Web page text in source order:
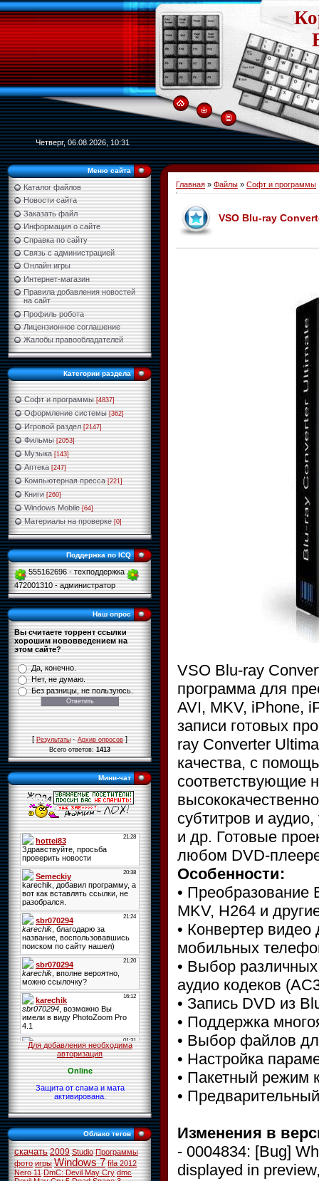
Четверг, 06.08.2026, 10:31
Меню сайта
Каталог файлов
Новости сайта
Заказать файл
Информация о сайте
Справка по сайту
Связь с администрацией
Онлайн игры
Интернет-магазин
Правила добавления новостей
на сайт
Профиль робота
Лицензионное соглашение
Жалобы правообладателей
Категории раздела
Софт и программы [4837]
Оформление системы [362]
Игровой раздел [2147]
Фильмы [2053]
Музыка [143]
Аптека [247]
Компьютерная пресса [221]
Книги [260]
Windows Mobile [64]
Материалы на проверке [0]
Поддержка по ICQ
555162696 - техподдержка
472001310 - администратор
Наш опрос
Вы считаете торрент ссылки
хорошим нововведением на
этом сайте?
Да, конечно.
Нет, не думаю.
Без разницы, не пользуюсь.
[Результаты·Архив опросов]
Всего ответов:1413
Мини-чат
Для добавления необходима
авторизация
Online
Защита от спама и мата
активирована.
Облако тегов
скачать 2009 Studio Программы
фото игры Windows 7 fifa 2012
Nero 11 DmC: Devil May Cry dmc
Главная » Файлы » Софт и программы
VSO Blu-ray
VSO Blu-ray
программа для
AVI, MKV, iPhone,
записи готовых
ray Converter
качества, с
соответствующие
субтитров и
и др. Готовые
любом DVD-
Особенности:
• Преобразование
MKV, H264 и
• Конвертер
мобильных
• Выбор
аудио кодеков
• Запись DVD из
• Поддержка
• Выбор файлов
• Настройка
• Пакетный режим
•
Изменения в
- 0004834: [Bug]
displayed in